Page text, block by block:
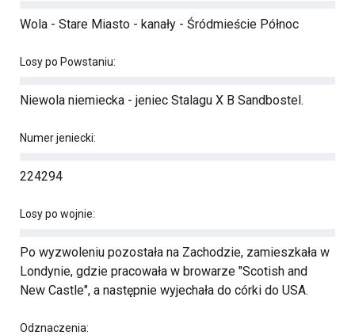
Wola - Stare Miasto - kanały - Śródmieście Północ
Losy po Powstaniu:
Niewola niemiecka - jeniec Stalagu X B Sandbostel.
Numer jeniecki:
224294
Losy po wojnie:
Po wyzwoleniu pozostała na Zachodzie, zamieszkała w
Londynie, gdzie pracowała w browarze "Scotish and
New Castle", a następnie wyjechała do córki do USA.
Odznaczenia: